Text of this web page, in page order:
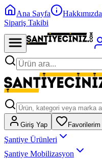
Ana Sayfa Hakkımızda
Sipariş Takibi
Giriş Yap Favorilerim
Şantiye Ürünleri
Şantiye Mobilizasyon